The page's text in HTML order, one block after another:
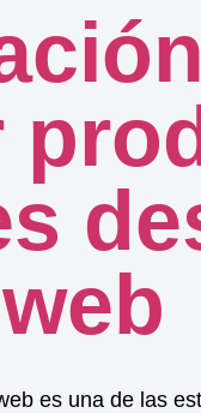
web
es una de las